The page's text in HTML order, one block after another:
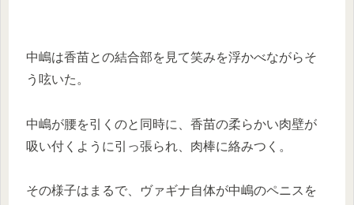
中嶋は香苗との結合部を見て笑みを浮かべながらそ
う呟いた。
中嶋が腰を引くのと同時に、香苗の柔らかい肉壁が
吸い付くように引っ張られ、肉棒に絡みつく。
その様子はまるで、ヴァギナ自体が中嶋のペニスを